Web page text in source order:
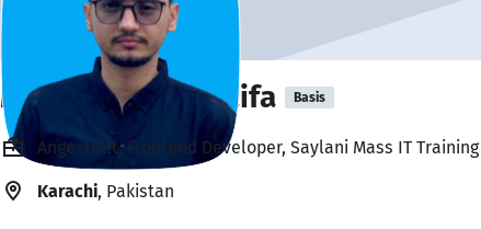
Muhammad Huzaifa Basis
Angestellt, Frontend Developer, Saylani Mass IT Training
Karachi, Pakistan